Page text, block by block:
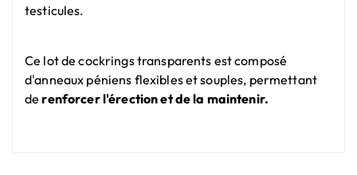
testicules.
Ce lot de cockrings transparents est composé
d'anneaux péniens flexibles et souples, permettant
de renforcer l'érection et de la maintenir.